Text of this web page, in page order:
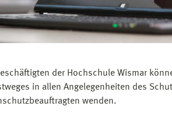
der Hochschule Wismar
in allen Angelegenheiten des
wenden.